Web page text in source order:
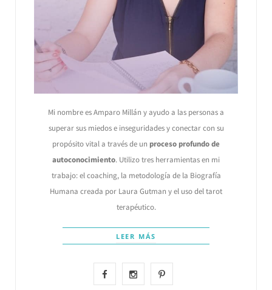
Mi nombre es Amparo Millán y ayudo a las personas a
superar sus miedos e inseguridades y conectar con su
propósito vital a través de un proceso profundo de
autoconocimiento. Utilizo tres herramientas en mi
trabajo: el coaching, la metodología de la Biografía
Humana creada por Laura Gutman y el uso del tarot
terapéutico.
LEER MÁS
F
I
P